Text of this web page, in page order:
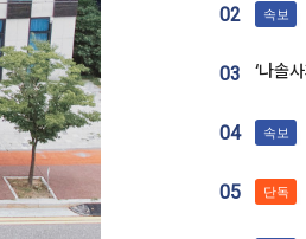
02 속보
03
04 속보
05 단독